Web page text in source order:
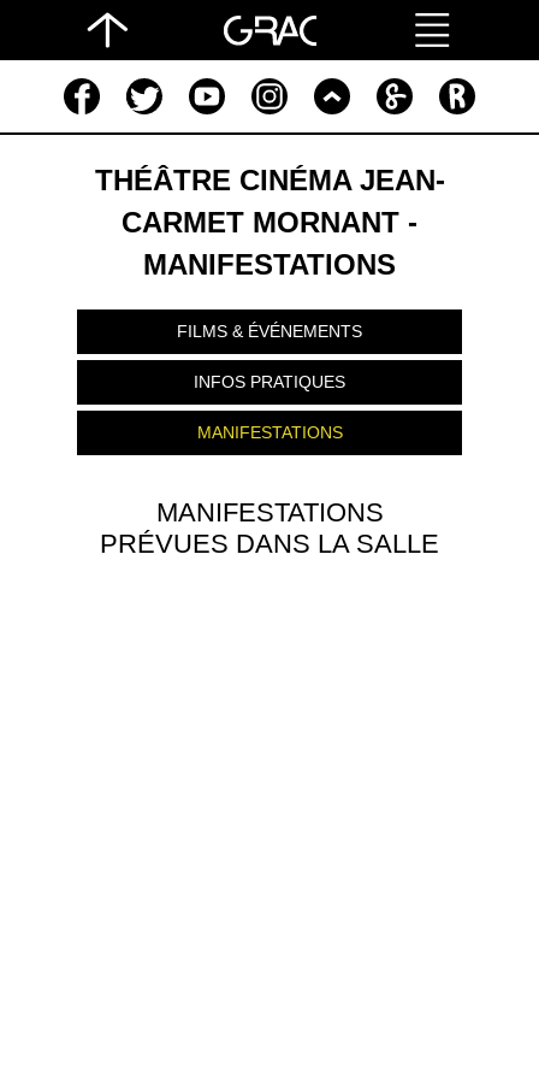
THÉÂTRE CINÉMA JEAN-
CARMET MORNANT -
MANIFESTATIONS
FILMS & ÉVÉNEMENTS
INFOS PRATIQUES
MANIFESTATIONS
MANIFESTATIONS
PRÉVUES DANS LA SALLE